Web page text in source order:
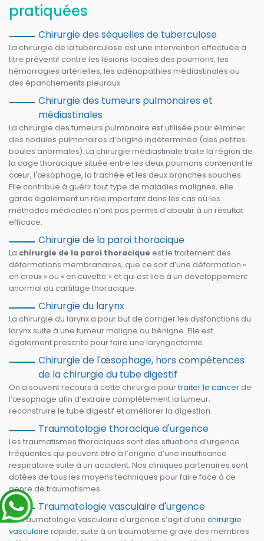
pratiquées
Chirurgie des séquelles de tuberculose
La chirurgie de la tuberculose est une intervention effectuée à
titre préventif contre les lésions locales des poumons, les
hémorragies artérielles, les adénopathies médiastinales ou
des épanchements pleuraux.
Chirurgie des tumeurs pulmonaires et
médiastinales
La chirurgie des tumeurs pulmonaire est utilisée pour éliminer
des nodules pulmonaires d’origine indéterminée (des petites
boules anormales). La chirurgie médiastinale traite la région de
la cage thoracique située entre les deux poumons contenant le
cœur, l'œsophage, la trachée et les deux bronches souches.
Elle contribue à guérir tout type de maladies malignes, elle
garde également un rôle important dans les cas où les
méthodes médicales n’ont pas permis d’aboutir à un résultat
efficace.
Chirurgie de la paroi thoracique
La chirurgie de la paroi thoracique est le traitement des
déformations membranaires, que ce soit d’une déformation «
en creux » ou « en cuvette » et qui est liée à un développement
anormal du cartilage thoracique.
Chirurgie du larynx
La chirurgie du larynx a pour but de corriger les dysfonctions du
larynx suite à une tumeur maligne ou bénigne. Elle est
également prescrite pour faire une laryngectomie.
Chirurgie de l'œsophage, hors compétences
de la chirurgie du tube digestif
On a souvent recours à cette chirurgie pourtraiter le cancerde
l’œsophage afin d’extraire complètement la tumeur;
reconstruire le tube digestif et améliorer la digestion.
Traumatologie thoracique d'urgence
Les traumatismes thoraciques sont des situations d’urgence
fréquentes qui peuvent être à l’origine d’une insuffisance
respiratoire suite à un accident. Nos cliniques partenaires sont
dotées de tous les moyens techniques pour faire face à ce
genre de traumatismes.
Traumatologie vasculaire d'urgence
Le Traumatologie vasculaire d'urgence s’agit d’une chirurgie
vasculaire rapide, suite à un traumatisme grave des membres